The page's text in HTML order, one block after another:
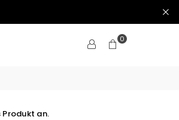
0
Produkt an.